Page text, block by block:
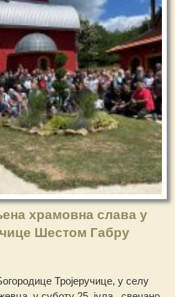
храмовна слава у
Шестом Габру
Тројеручице, у селу